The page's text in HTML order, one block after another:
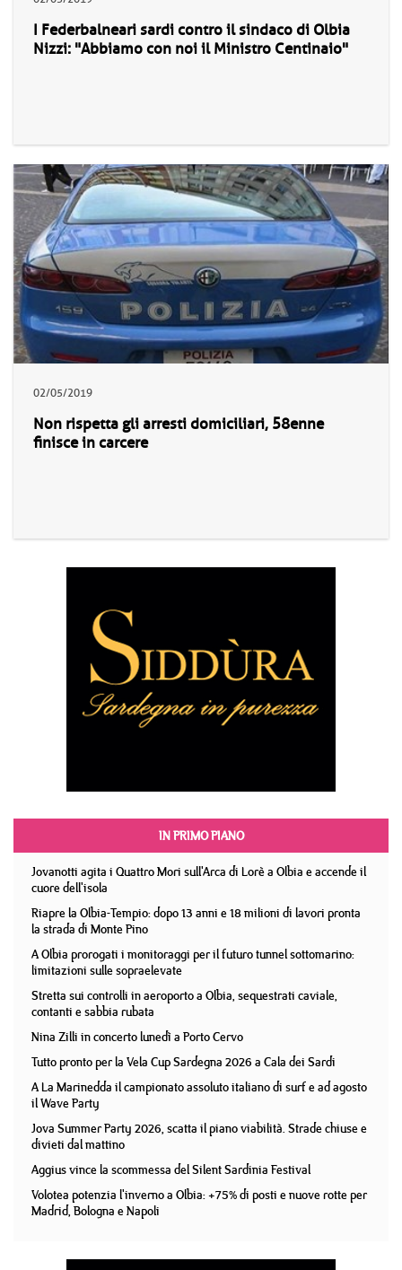
I Federbalneari sardi contro il sindaco di Olbia
Nizzi: "Abbiamo con noi il Ministro Centinaio"
02/05/2019
Non rispetta gli arresti domiciliari, 58enne
finisce in carcere
IN PRIMO PIANO
Jovanotti agita i Quattro Mori sull'Arca di Lorè a Olbia e accende il
cuore dell'isola
Riapre la Olbia-Tempio: dopo 13 anni e 18 milioni di lavori pronta
la strada di Monte Pino
A Olbia prorogati i monitoraggi per il futuro tunnel sottomarino:
limitazioni sulle sopraelevate
Stretta sui controlli in aeroporto a Olbia, sequestrati caviale,
contanti e sabbia rubata
Nina Zilli in concerto lunedì a Porto Cervo
Tutto pronto per la Vela Cup Sardegna 2026 a Cala dei Sardi
A La Marinedda il campionato assoluto italiano di surf e ad agosto
il Wave Party
Jova Summer Party 2026, scatta il piano viabilità. Strade chiuse e
divieti dal mattino
Aggius vince la scommessa del Silent Sardinia Festival
Volotea potenzia l'inverno a Olbia: +75% di posti e nuove rotte per
Madrid, Bologna e Napoli